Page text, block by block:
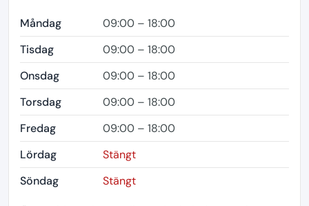
Måndag
09:00 – 18:00
Tisdag
09:00 – 18:00
Onsdag
09:00 – 18:00
Torsdag
09:00 – 18:00
Fredag
09:00 – 18:00
Lördag
Stängt
Söndag
Stängt